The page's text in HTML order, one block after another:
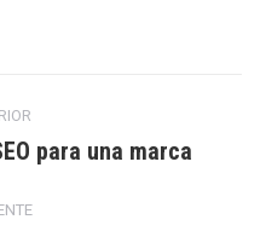
para una marca